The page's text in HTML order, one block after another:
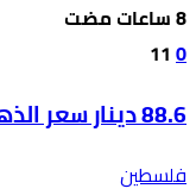
0
11
88.6 دينار سعر الذهب عيار 21 بالسوق المحلية
فلسطين